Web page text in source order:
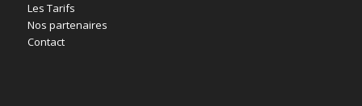
Les Tarifs
Nos partenaires
Contact